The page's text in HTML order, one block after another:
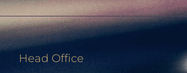
Head Office